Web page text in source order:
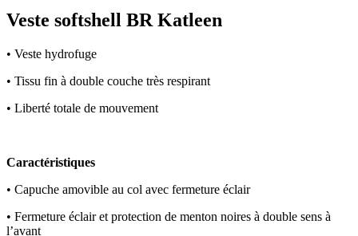
Veste softshell BR Katleen
• Veste hydrofuge
• Tissu fin à double couche très respirant
• Liberté totale de mouvement
Caractéristiques
• Capuche amovible au col avec fermeture éclair
• Fermeture éclair et protection de menton noires à double sens à
l’avant